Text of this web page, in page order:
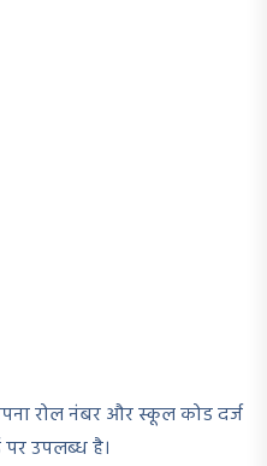
रोल नंबर और स्कूल कोड दर्ज
उपलब्ध है।